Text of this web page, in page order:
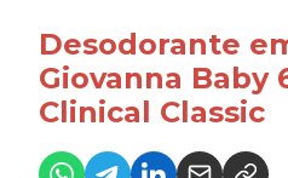
Desodorante
Giovanna Baby
Clinical Classic